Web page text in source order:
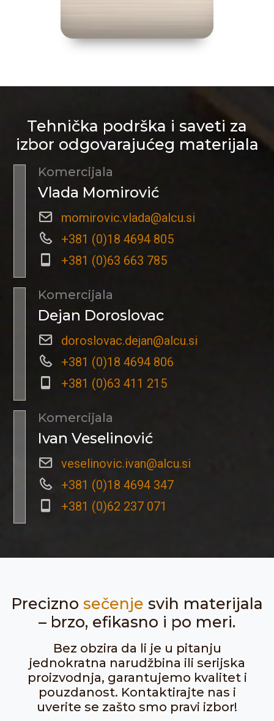
Tehnička podrška i saveti za
izbor odgovarajućeg materijala
Komercijala
Vlada Momirović
momirovic.vlada@alcu.si
+381 (0)18 4694 805
+381 (0)63 663 785
Komercijala
Dejan Doroslovac
doroslovac.dejan@alcu.si
+381 (0)18 4694 806
+381 (0)63 411 215
Komercijala
Ivan Veselinović
veselinovic.ivan@alcu.si
+381 (0)18 4694 347
+381 (0)62 237 071
Precizno sečenje svih materijala
– brzo, efikasno i po meri.
Bez obzira da li je u pitanju
jednokratna narudžbina ili serijska
proizvodnja, garantujemo kvalitet i
pouzdanost. Kontaktirajte nas i
uverite se zašto smo pravi izbor!